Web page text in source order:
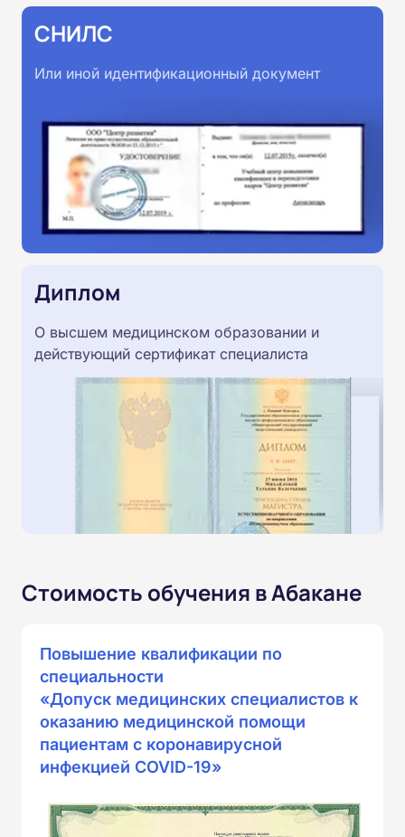
СНИЛС
Или иной идентификационный документ
Диплом
О высшем медицинском образовании и
действующий сертификат специалиста
Стоимость обучения в Абакане
Повышение квалификации по
специальности
«Допуск медицинских специалистов к
оказанию медицинской помощи
пациентам с коронавирусной
инфекцией COVID-19»